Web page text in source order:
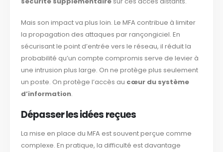
Mais son impact va plus loin. Le MFA contribue à limiter
la propagation des attaques par rançongiciel. En
sécurisant le point d’entrée vers le réseau, il réduit la
probabilité qu’un compte compromis serve de levier à
une intrusion plus large. On ne protège plus seulement
un poste. On protège l’accès au cœur du système
d’information.
Dépasser les idées reçues
La mise en place du MFA est souvent perçue comme
complexe. En pratique, la difficulté est davantage